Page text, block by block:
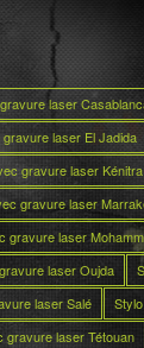
laser
laser El Jadida
gravure laser Kénitra
gravure laser
gravure laser
laser Oujda
laser Salé
gravure laser Tétouan